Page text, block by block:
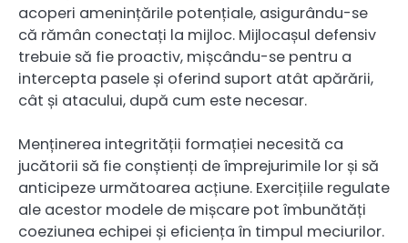
acoperi amenințările potențiale, asigurându-se
că rămân conectați la mijloc. Mijlocașul defensiv
trebuie să fie proactiv, mișcându-se pentru a
intercepta pasele și oferind suport atât apărării,
cât și atacului, după cum este necesar.
Menținerea integrității formației necesită ca
jucătorii să fie conștienți de împrejurimile lor și să
anticipeze următoarea acțiune. Exercițiile regulate
ale acestor modele de mișcare pot îmbunătăți
coeziunea echipei și eficiența în timpul meciurilor.